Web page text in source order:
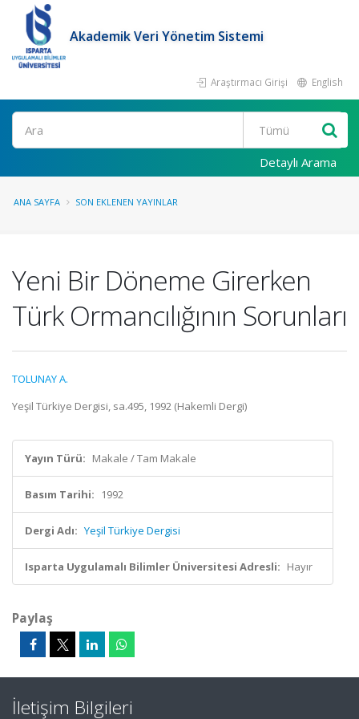
Akademik Veri Yönetim Sistemi
Araştırmacı Girişi English
Ara
Detaylı Arama
ANA SAYFA SON EKLENEN YAYINLAR
Yeni Bir Döneme Girerken
Türk Ormancılığının Sorunları
TOLUNAY A.
Yeşil Türkiye Dergisi, sa.495, 1992 (Hakemli Dergi)
Yayın Türü: Makale / Tam Makale
Basım Tarihi: 1992
Dergi Adı: Yeşil Türkiye Dergisi
Isparta Uygulamalı Bilimler Üniversitesi Adresli: Hayır
Paylaş
İletişim Bilgileri